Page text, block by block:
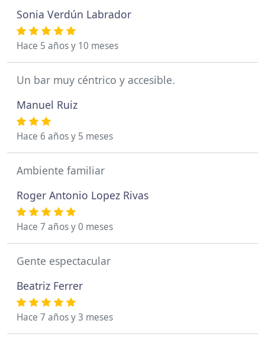
Sonia Verdún Labrador
Hace 5 años y 10 meses
Un bar muy céntrico y accesible.
Manuel Ruiz
Hace 6 años y 5 meses
Ambiente familiar
Roger Antonio Lopez Rivas
Hace 7 años y 0 meses
Gente espectacular
Beatriz Ferrer
Hace 7 años y 3 meses